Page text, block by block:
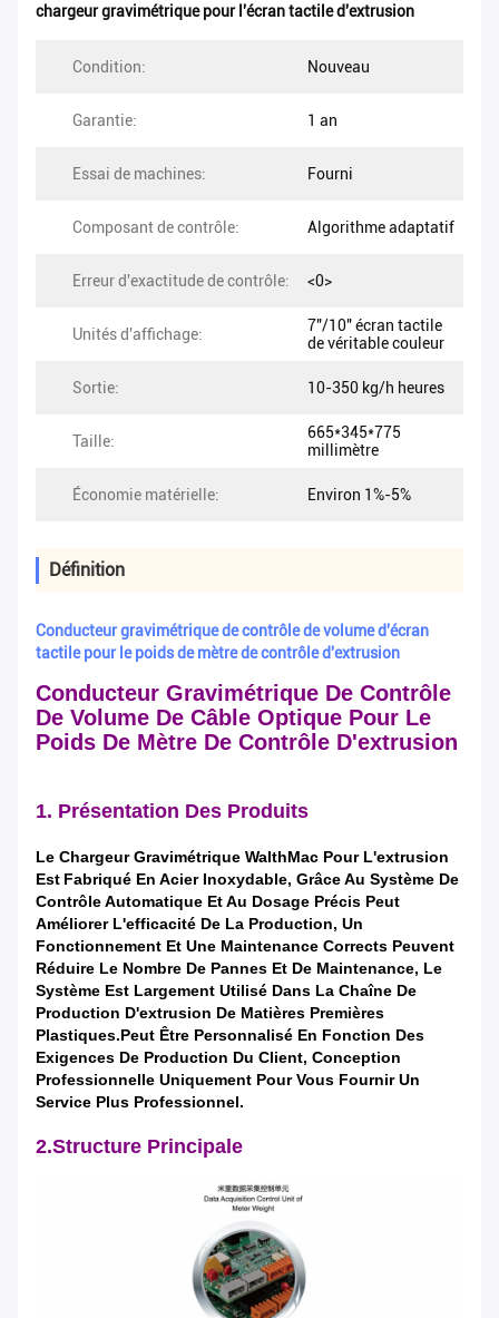
chargeur gravimétrique pour l'écran tactile d'extrusion
Condition: Nouveau
Garantie: 1 an
Essai de machines: Fourni
Composant de contrôle: Algorithme adaptatif
Erreur d'exactitude de contrôle: <0>
Unités d'affichage:
7"/10" écran tactile
de véritable couleur
Sortie: 10-350 kg/h heures
Taille:
665*345*775
millimètre
Économie matérielle: Environ 1%-5%
Définition
Conducteur gravimétrique de contrôle de volume d'écran
tactile pour le poids de mètre de contrôle d'extrusion
Conducteur Gravimétrique De Contrôle
De Volume De Câble Optique Pour Le
Poids De Mètre De Contrôle D'extrusion
1. Présentation Des Produits
Le Chargeur Gravimétrique WalthMac Pour L'extrusion
Est Fabriqué En Acier Inoxydable, Grâce Au Système De
Contrôle Automatique Et Au Dosage Précis Peut
Améliorer L'efficacité De La Production, Un
Fonctionnement Et Une Maintenance Corrects Peuvent
Réduire Le Nombre De Pannes Et De Maintenance, Le
Système Est Largement Utilisé Dans La Chaîne De
Production D'extrusion De Matières Premières
Plastiques.Peut Être Personnalisé En Fonction Des
Exigences De Production Du Client, Conception
Professionnelle Uniquement Pour Vous Fournir Un
Service Plus Professionnel.
2.Structure Principale